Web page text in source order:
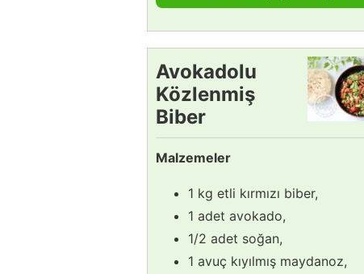
Avokadolu
Közlenmiş
Biber
Salatası
Tarifi
Malzemeler
1 kg etli kırmızı biber,
1 adet avokado,
1/2 adet soğan,
1 avuç kıyılmış maydanoz,